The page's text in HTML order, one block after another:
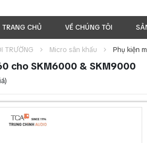
TRANG CHỦ VỀ CHÚNG TÔI
TRƯỜNG Micro sân khấu Phụ kiện
cho SKM6000 & SKM9000